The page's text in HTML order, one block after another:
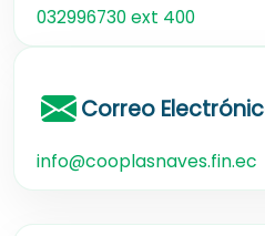
032996730 ext 400
Correo
info@cooplasnaves.fin.ec